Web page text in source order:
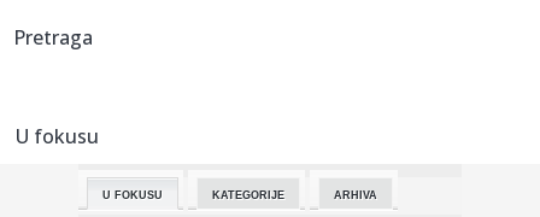
savezni...
22:27:
22:25:
BOLOMBOJ PRED NOVIM IZAZOVOM: Španski klub želi
Pretraga
U fokusu
U FOKUSU KATEGORIJE ARHIVA